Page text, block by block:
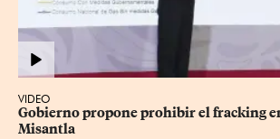
VIDEO
Gobierno propone prohibir el fracking
Misantla